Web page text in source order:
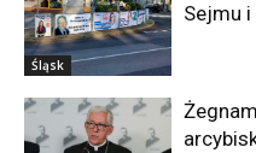
Śląsk
Sejmu i